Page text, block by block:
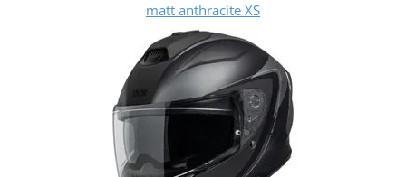
matt anthracite XS